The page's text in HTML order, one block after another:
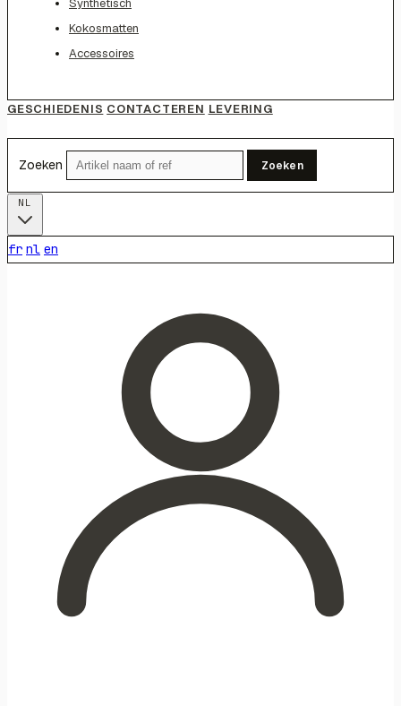
Synthetisch
Kokosmatten
Accessoires
GESCHIEDENIS CONTACTEREN LEVERING
Zoeken Zoeken
fr nl en